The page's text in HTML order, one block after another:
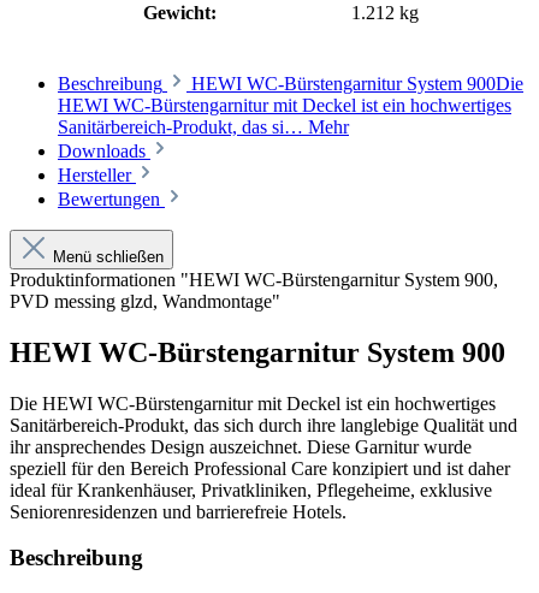
Gewicht:
1.212 kg
Beschreibung
HEWI WC-Bürstengarnitur System 900Die
HEWI WC-Bürstengarnitur mit Deckel ist ein hochwertiges
Sanitärbereich-Produkt, das si… Mehr
Downloads
Hersteller
Bewertungen
Menü schließen
Produktinformationen "HEWI WC-Bürstengarnitur System 900,
PVD messing glzd, Wandmontage"
HEWI WC-Bürstengarnitur System 900
Die HEWI WC-Bürstengarnitur mit Deckel ist ein hochwertiges
Sanitärbereich-Produkt, das sich durch ihre langlebige Qualität und
ihr ansprechendes Design auszeichnet. Diese Garnitur wurde
speziell für den Bereich Professional Care konzipiert und ist daher
ideal für Krankenhäuser, Privatkliniken, Pflegeheime, exklusive
Seniorenresidenzen und barrierefreie Hotels.
Beschreibung